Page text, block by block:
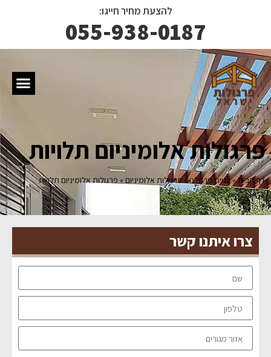
להצעת מחיר חייגו:
055-938-0187
פרגולות אלומיניום תלויות
דף הבית»בניית פרגולה»פרגולות אלומיניום »פרגולות אלומיניום תלויות
צרו איתנו קשר